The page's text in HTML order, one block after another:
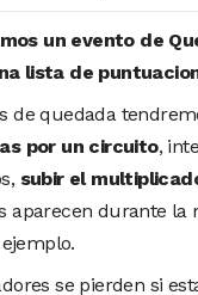
un evento de
lista de
de quedada
por un circuito,
subir el
aparecen durante la
se pierden si